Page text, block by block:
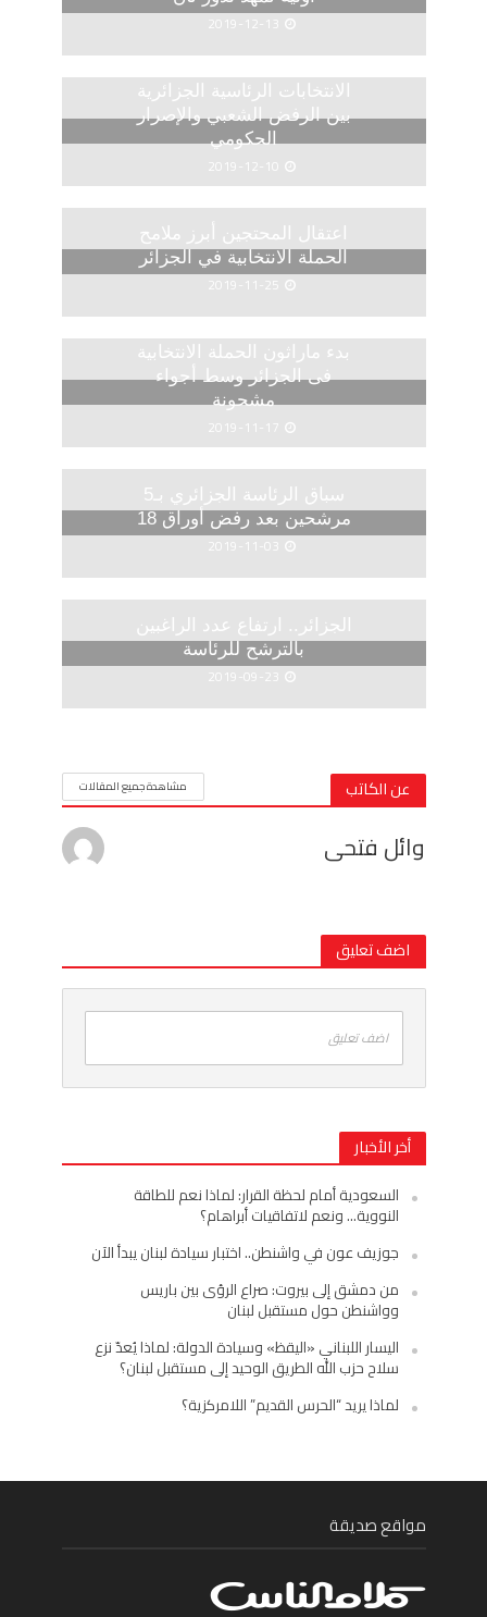
2019-12-13
الانتخابات الرئاسية الجزائرية
بين الرفض الشعبي والإصرار
الحكومي
2019-12-10
اعتقال المحتجين أبرز ملامح
الحملة الانتخابية في الجزائر
2019-11-25
بدء ماراثون الحملة الانتخابية
فى الجزائر وسط أجواء
مشحونة
2019-11-17
سباق الرئاسة الجزائري بـ5
مرشحين بعد رفض أوراق 18
2019-11-03
الجزائر.. ارتفاع عدد الراغبين
بالترشح للرئاسة
2019-09-23
عن الكاتب مشاهدة جميع المقالات
وائل فتحى
اضف تعليق
اضف تعليق
أخر الأخبار
السعودية أمام لحظة القرار: لماذا نعم للطاقة
النووية… ونعم لاتفاقيات أبراهام؟
جوزيف عون في واشنطن.. اختبار سيادة لبنان يبدأ الآن
من دمشق إلى بيروت: صراع الرؤى بين باريس
وواشنطن حول مستقبل لبنان
اليسار اللبناني «اليقظ» وسيادة الدولة: لماذا يُعدّ نزع
سلاح حزب الله الطريق الوحيد إلى مستقبل لبنان؟
لماذا يريد “الحرس القديم” اللامركزية؟
مواقع صديقة